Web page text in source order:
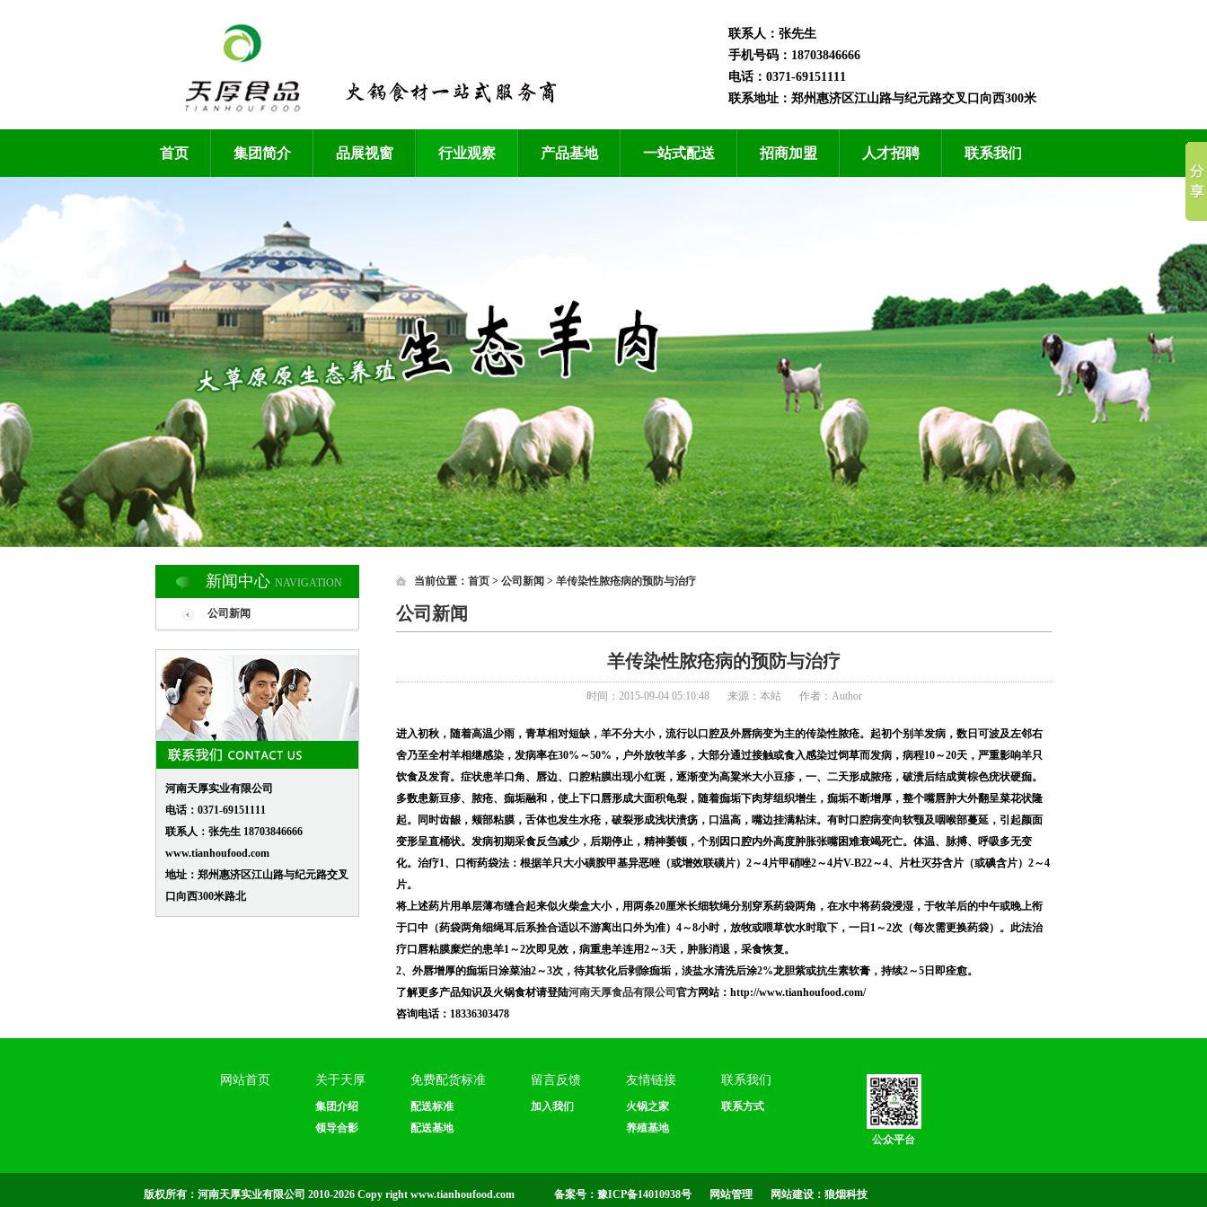
联系人：张先生
手机号码：18703846666
电话：0371-69151111
联系地址：郑州惠济区江山路与纪元路交叉口向西300米
首页 集团简介 品展视窗 行业观察 产品基地 一站式配送 招商加盟 人才招聘 联系我们
新闻中心 NAVIGATION
公司新闻
河南天厚实业有限公司
电话：0371-69151111
联系人：张先生 18703846666
www.tianhoufood.com
地址：郑州惠济区江山路与纪元路交叉
口向西300米路北
当前位置： 首页 > 公司新闻 > 羊传染性脓疮病的预防与治疗
公司新闻
羊传染性脓疮病的预防与治疗
时间：2015-09-04 05:10:48 来源：本站 作者：Author
进入初秋，随着高温少雨，青草相对短缺，羊不分大小，流行以口腔及外唇病变为主的传染性脓疮。起初个别羊发病，数日可波及左邻右
舍乃至全村羊相继感染，发病率在30%～50%，户外放牧羊多，大部分通过接触或食入感染过饲草而发病，病程10～20天，严重影响羊只
饮食及发育。症状患羊口角、唇边、口腔粘膜出现小红斑，逐渐变为高粱米大小豆疹，一、二天形成脓疮，破溃后结成黄棕色疣状硬痂。
多数患新豆疹、脓疮、痂垢融和，使上下口唇形成大面积龟裂，随着痂垢下肉芽组织增生，痂垢不断增厚，整个嘴唇肿大外翻呈菜花状隆
起。同时齿龈，颊部粘膜，舌体也发生水疮，破裂形成浅状溃疡，口温高，嘴边挂满粘沫。有时口腔病变向软颚及咽喉部蔓延，引起颜面
变形呈直桶状。发病初期采食反刍减少，后期停止，精神萎顿，个别因口腔内外高度肿胀张嘴困难衰竭死亡。体温、脉搏、呼吸多无变
化。治疗1、口衔药袋法：根据羊只大小磺胺甲基异恶唑（或增效联磺片）2～4片甲硝唑2～4片V-B22～4、片杜灭芬含片（或碘含片）2～4
片。
将上述药片用单层薄布缝合起来似火柴盒大小，用两条20厘米长细软绳分别穿系药袋两角，在水中将药袋浸湿，于牧羊后的中午或晚上衔
于口中（药袋两角细绳耳后系拴合适以不游离出口外为准）4～8小时，放牧或喂草饮水时取下，一日1～2次（每次需更换药袋）。此法治
疗口唇粘膜糜烂的患羊1～2次即见效，病重患羊连用2～3天，肿胀消退，采食恢复。
2、外唇增厚的痂垢日涂菜油2～3次，待其软化后剥除痂垢，淡盐水清洗后涂2%龙胆紫或抗生素软膏，持续2～5日即痊愈。
了解更多产品知识及火锅食材请登陆河南天厚食品有限公司 官方网站：http://www.tianhoufood.com/
咨询电话：18336303478
网站首页 关于天厚
集团介绍
领导合影
免费配货标准
配送标准
配送基地
留言反馈
加入我们
友情链接
火锅之家
养殖基地
联系我们
联系方式
公众平台
版权所有：河南天厚实业有限公司 2010-2026 Copy right www.tianhoufood.com 备案号：豫ICP备14010938号 网站管理 网站建设： 狼烟科技